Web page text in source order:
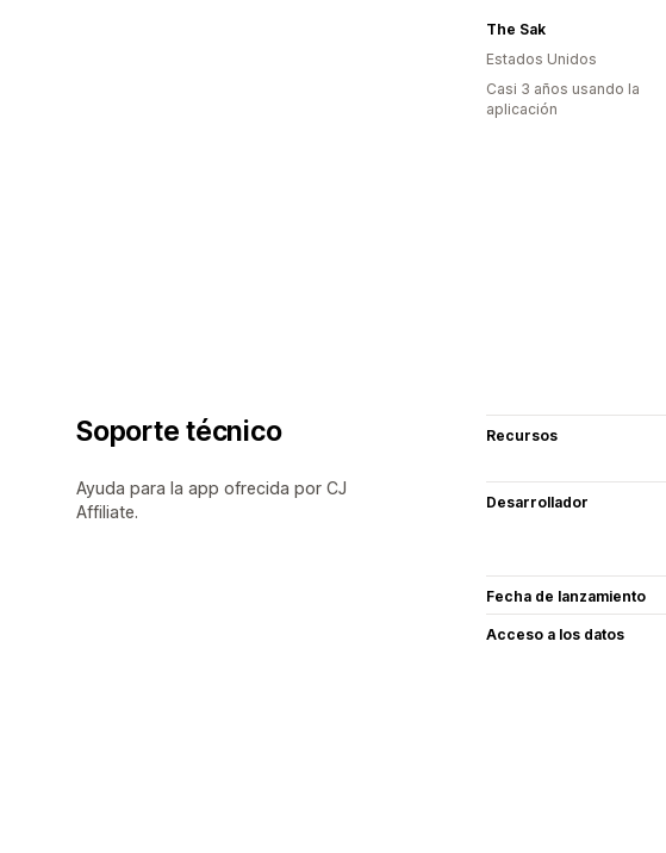
The Sak
Estados Unidos
Casi 3 años usando la
aplicación
Soporte técnico
Ayuda para la app ofrecida por CJ
Affiliate.
Recursos
Desarrollador
Fecha de lanzamiento
Acceso a los datos